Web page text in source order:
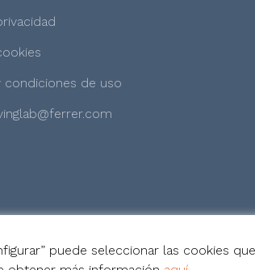
condiciones de uso
puede seleccionar las cookies